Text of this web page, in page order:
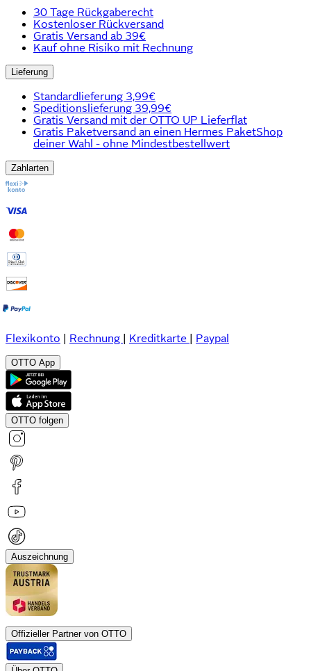
30 Tage Rückgaberecht
Kostenloser Rückversand
Gratis Versand ab 39€
Kauf ohne Risiko mit Rechnung
Lieferung
Standardlieferung 3,99€
Speditionslieferung 39,99€
Gratis Versand mit der OTTO UP Lieferflat
Gratis Paketversand an einen Hermes PaketShop
deiner Wahl - ohne Mindestbestellwert
Zahlarten
Flexikonto Rechnung Kreditkarte Paypal
OTTO App
OTTO folgen
Auszeichnung
Offizieller Partner von OTTO